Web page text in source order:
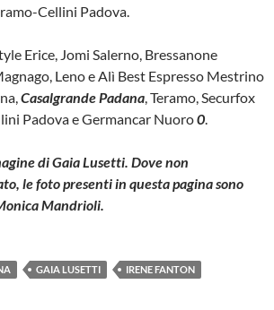
Cellini Padova.
Erice, Jomi Salerno, Bressanone
Leno e Alì Best Espresso Mestrino
Casalgrande Padana, Teramo, Securfox
Padova e Germancar Nuoro0.
di Gaia Lusetti. Dove non
le foto presenti in questa pagina sono
Mandrioli.
GAIA LUSETTI IRENE FANTON